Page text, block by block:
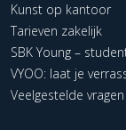
Kunst op kantoor
Tarieven zakelijk
SBK Young –
VYOO: laat je
Veelgestelde vragen